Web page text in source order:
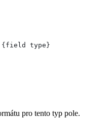
{field type}
pro tento typ pole.